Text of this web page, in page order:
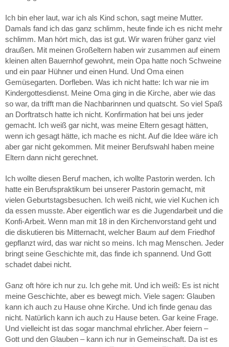
Ich bin eher laut, war ich als Kind schon, sagt meine Mutter.
Damals fand ich das ganz schlimm, heute finde ich es nicht mehr
schlimm. Man hört mich, das ist gut. Wir waren früher ganz viel
draußen. Mit meinen Großeltern haben wir zusammen auf einem
kleinen alten Bauernhof gewohnt, mein Opa hatte noch Schweine
und ein paar Hühner und einen Hund. Und Oma einen
Gemüsegarten. Dorfleben. Was ich nicht hatte: Ich war nie im
Kindergottesdienst. Meine Oma ging in die Kirche, aber wie das
so war, da trifft man die Nachbarinnen und quatscht. So viel Spaß
an Dorftratsch hatte ich nicht. Konfirmation hat bei uns jeder
gemacht. Ich weiß gar nicht, was meine Eltern gesagt hätten,
wenn ich gesagt hätte, ich mache es nicht. Auf die Idee wäre ich
aber gar nicht gekommen. Mit meiner Berufswahl haben meine
Eltern dann nicht gerechnet.
Ich wollte diesen Beruf machen, ich wollte Pastorin werden. Ich
hatte ein Berufspraktikum bei unserer Pastorin gemacht, mit
vielen Geburtstagsbesuchen. Ich weiß nicht, wie viel Kuchen ich
da essen musste. Aber eigentlich war es die Jugendarbeit und die
Konfi-Arbeit. Wenn man mit 18 in den Kirchenvorstand geht und
die diskutieren bis Mitternacht, welcher Baum auf dem Friedhof
gepflanzt wird, das war nicht so meins. Ich mag Menschen. Jeder
bringt seine Geschichte mit, das finde ich spannend. Und Gott
schadet dabei nicht.
Ganz oft höre ich nur zu. Ich gehe mit. Und ich weiß: Es ist nicht
meine Geschichte, aber es bewegt mich. Viele sagen: Glauben
kann ich auch zu Hause ohne Kirche. Und ich finde genau das
nicht. Natürlich kann ich auch zu Hause beten. Gar keine Frage.
Und vielleicht ist das sogar manchmal ehrlicher. Aber feiern –
Gott und den Glauben – kann ich nur in Gemeinschaft. Da ist es